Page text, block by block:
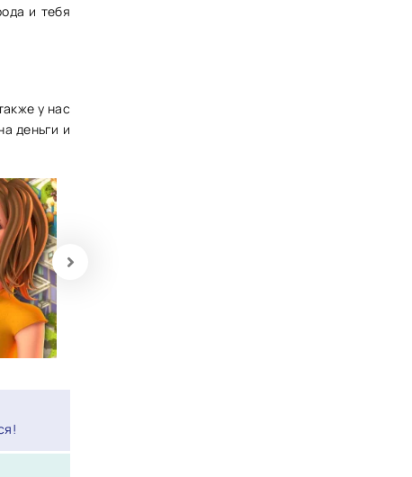
и тебя
у нас
деньги и